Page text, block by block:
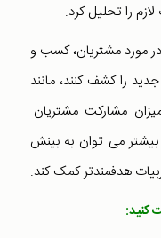
را تحلیل کرد.
مورد مشتریان، کسب و
را کشف کنند، مانند
مشارکت مشتریان.
بیشتر می توان به بینش
هدفمندتر کمک کند.